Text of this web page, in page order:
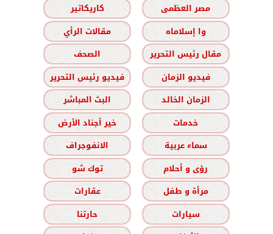
مصر العظمى
كاريكاتير
وا إسلاماه
مقالات الرأي
مقال رئيس التحرير
الصحف
فيديو الزمان
فيديو رئيس التحرير
الزمان الخالد
البث المباشر
خدمات
خير أجناد الأرض
سماء عربية
الانفوجراف
رؤى و أحلام
توك شو
مرأة و طفل
عقارات
سيارات
حارتنا